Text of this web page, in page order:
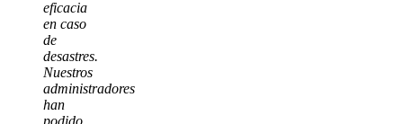
eficacia
en caso
de
desastres.
Nuestros
administradores
han
podido